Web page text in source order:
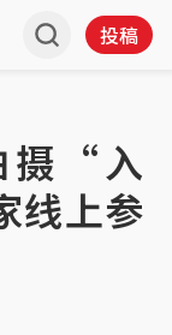
投稿
摄“入
上参